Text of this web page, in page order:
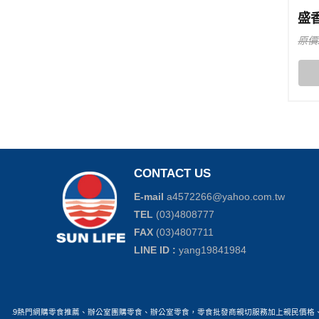
盛
原價
CONTACT US
E-mail a4572266@yahoo.com.tw
TEL (03)4808777
FAX (03)4807711
LINE ID : yang19841984
熱門網購零食推薦、辦公室團購零食、辦公室零食，零食批發商親切服務加上親民價格